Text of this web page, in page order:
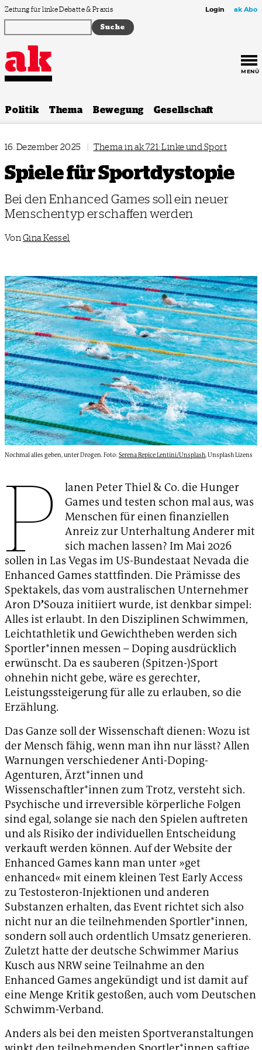
Zum Inhalt springen
Zeitung für linke Debatte & Praxis Login ak Abo
MENÜ
Politik Thema Bewegung Gesellschaft
16. Dezember 2025 | Thema in ak 721: Linke und Sport
Spiele für Sportdystopie
Bei den Enhanced Games soll ein neuer
Menschentyp erschaffen werden
Von Gina Kessel
Nochmal alles geben, unter Drogen. Foto:Serena Repice Lentini/Unsplash, Unsplash Lizens
P
lanen Peter Thiel & Co. die Hunger
Games und testen schon mal aus, was
Menschen für einen finanziellen
Anreiz zur Unterhaltung Anderer mit
sich machen lassen? Im Mai 2026
sollen in Las Vegas im US-Bundestaat Nevada die
Enhanced Games stattfinden. Die Prämisse des
Spektakels, das vom australischen Unternehmer
Aron D’Souza initiiert wurde, ist denkbar simpel:
Alles ist erlaubt. In den Disziplinen Schwimmen,
Leichtathletik und Gewichtheben werden sich
Sportler*innen messen – Doping ausdrücklich
erwünscht. Da es sauberen (Spitzen-)Sport
ohnehin nicht gebe, wäre es gerechter,
Leistungssteigerung für alle zu erlauben, so die
Erzählung.
Das Ganze soll der Wissenschaft dienen: Wozu ist
der Mensch fähig, wenn man ihn nur lässt? Allen
Warnungen verschiedener Anti-Doping-
Agenturen, Ärzt*innen und
Wissenschaftler*innen zum Trotz, versteht sich.
Psychische und irreversible körperliche Folgen
sind egal, solange sie nach den Spielen auftreten
und als Risiko der individuellen Entscheidung
verkauft werden können. Auf der Website der
Enhanced Games kann man unter »get
enhanced« mit einem kleinen Test Early Access
zu Testosteron-Injektionen und anderen
Substanzen erhalten, das Event richtet sich also
nicht nur an die teilnehmenden Sportler*innen,
sondern soll auch ordentlich Umsatz generieren.
Zuletzt hatte der deutsche Schwimmer Marius
Kusch aus NRW seine Teilnahme an den
Enhanced Games angekündigt und ist damit auf
eine Menge Kritik gestoßen, auch vom Deutschen
Schwimm-Verband.
Anders als bei den meisten Sportveranstaltungen